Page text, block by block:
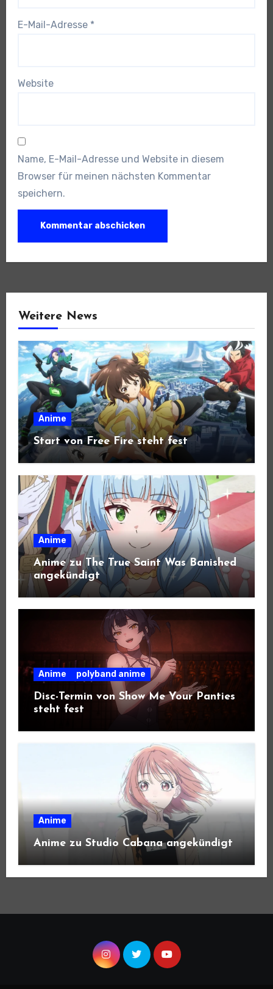
E-Mail-Adresse *
Website
Name, E-Mail-Adresse und Website in diesem
Browser für meinen nächsten Kommentar
speichern.
Weitere News
Anime
Start von Free Fire steht fest
Anime
Anime zu The True Saint Was Banished
angekündigt
Anime polyband anime
Disc-Termin von Show Me Your Panties
steht fest
Anime
Anime zu Studio Cabana angekündigt